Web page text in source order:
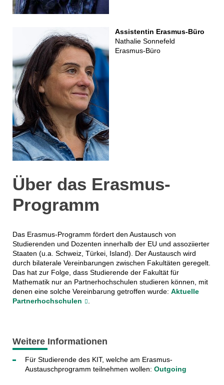
Assistentin Erasmus-Büro
Nathalie Sonnefeld
Erasmus-Büro
Über das Erasmus-
Programm
Das Erasmus-Programm fördert den Austausch von
Studierenden und Dozenten innerhalb der EU und assoziierter
Staaten (u.a. Schweiz, Türkei, Island). Der Austausch wird
durch bilaterale Vereinbarungen zwischen Fakultäten geregelt.
Das hat zur Folge, dass Studierende der Fakultät für
Mathematik nur an Partnerhochschulen studieren können, mit
denen eine solche Vereinbarung getroffen wurde: Aktuelle
Partnerhochschulen
Weitere Informationen
Für Studierende des KIT, welche am Erasmus-
Austauschprogramm teilnehmen wollen: Outgoing